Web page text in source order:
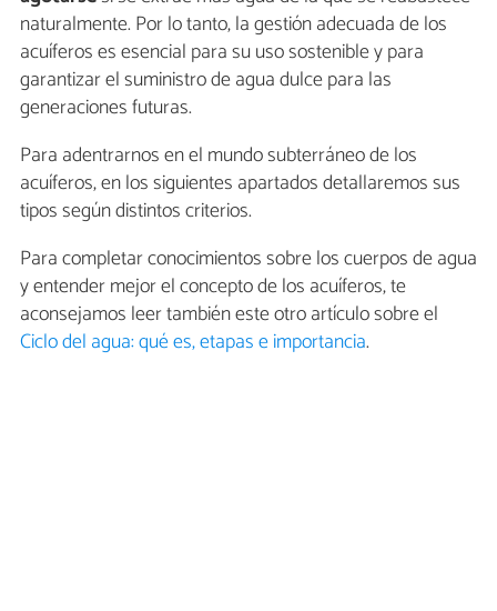
naturalmente. Por lo tanto, la gestión adecuada de los
acuíferos es esencial para su uso sostenible y para
garantizar el suministro de agua dulce para las
generaciones futuras.
Para adentrarnos en el mundo subterráneo de los
acuíferos, en los siguientes apartados detallaremos sus
tipos según distintos criterios.
Para completar conocimientos sobre los cuerpos de agua
y entender mejor el concepto de los acuíferos, te
aconsejamos leer también este otro artículo sobre el
Ciclo del agua: qué es, etapas e importancia.